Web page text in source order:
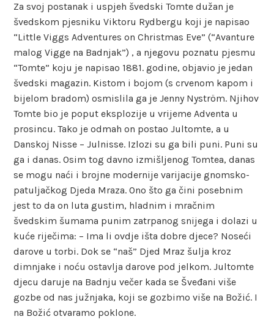
Za svoj postanak i uspjeh švedski Tomte dužan je
švedskom pjesniku Viktoru Rydbergu koji je napisao
“Little Viggs Adventures on Christmas Eve” (“Avanture
malog Vigge na Badnjak”) , a njegovu poznatu pjesmu
“Tomte” koju je napisao 1881. godine, objavio je jedan
švedski magazin. Kistom i bojom (s crvenom kapom i
bijelom bradom) osmislila ga je Jenny Nyström. Njihov
Tomte bio je poput eksplozije u vrijeme Adventa u
prosincu. Tako je odmah on postao Jultomte, a u
Danskoj Nisse – Julnisse. Izlozi su ga bili puni. Puni su
ga i danas. Osim tog davno izmišljenog Tomtea, danas
se mogu naći i brojne modernije varijacije gnomsko-
patuljačkog Djeda Mraza. Ono što ga čini posebnim
jest to da on luta gustim, hladnim i mračnim
švedskim šumama punim zatrpanog snijega i dolazi u
kuće riječima: – Ima li ovdje išta dobre djece? Noseći
darove u torbi. Dok se “naš” Djed Mraz šulja kroz
dimnjake i noću ostavlja darove pod jelkom. Jultomte
djecu daruje na Badnju večer kada se Šveđani više
gozbe od nas južnjaka, koji se gozbimo više na Božić. I
na Božić otvaramo poklone.